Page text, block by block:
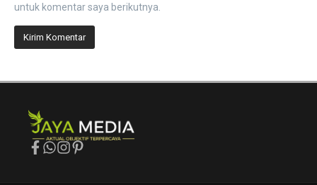
untuk komentar saya berikutnya.